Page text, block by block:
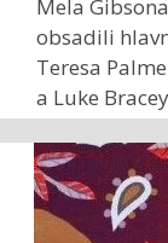
Mela
obsadili
Teresa
a Luke